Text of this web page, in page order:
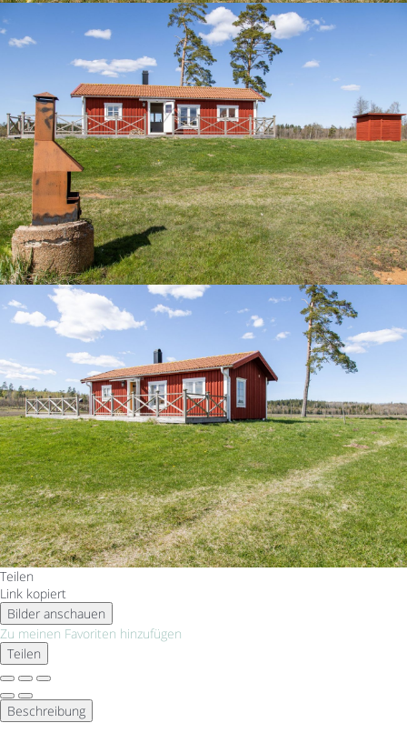
Teilen
Link kopiert
Bilder anschauen
Zu meinen Favoriten hinzufügen
Teilen
Beschreibung